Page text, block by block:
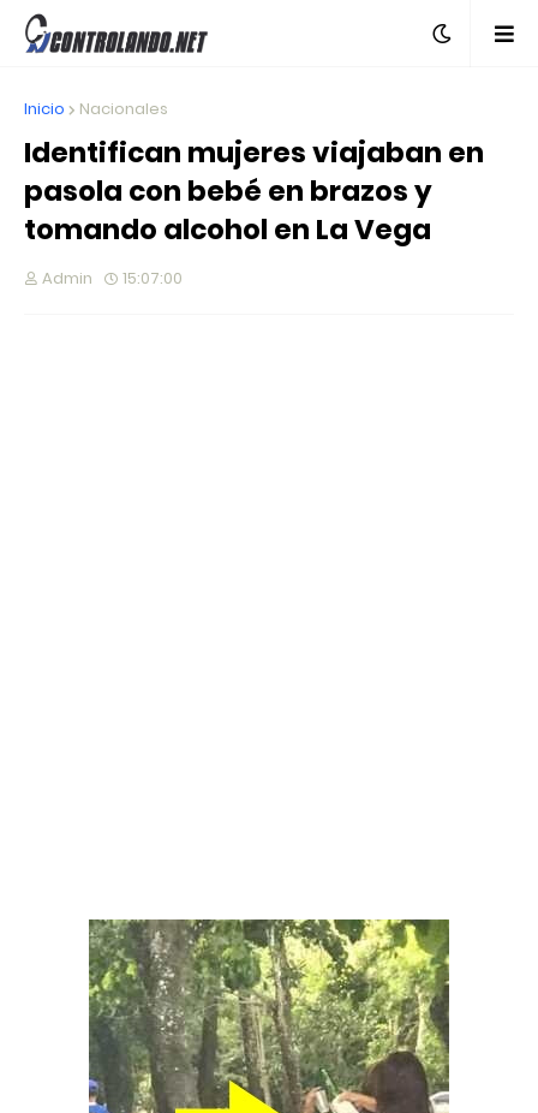
Inicio Nacionales
Identifican mujeres viajaban en
pasola con bebé en brazos y
tomando alcohol en La Vega
Admin 15:07:00